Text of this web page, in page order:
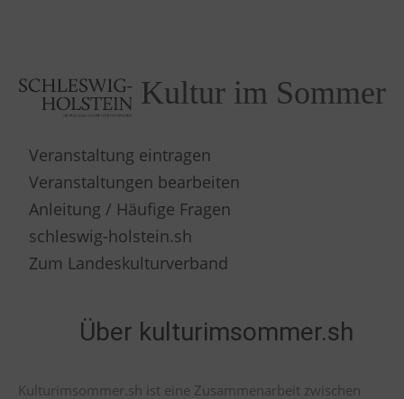
Kultur im Sommer
Veranstaltung eintragen
Veranstaltungen bearbeiten
Anleitung / Häufige Fragen
schleswig-holstein.sh
Zum Landeskulturverband
Über kulturimsommer.sh
Kulturimsommer.sh ist eine Zusammenarbeit zwischen